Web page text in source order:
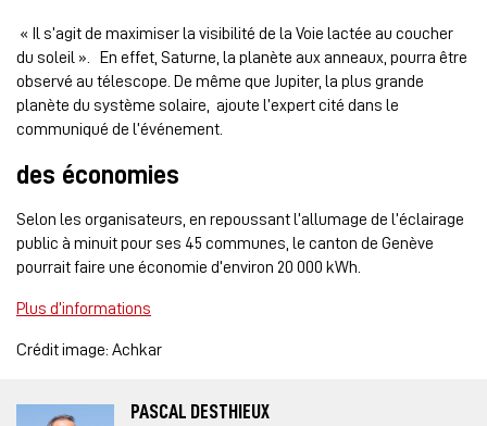
« Il s’agit de maximiser la visibilité de la Voie lactée au coucher
du soleil ». En effet, Saturne, la planète aux anneaux, pourra être
observé au télescope. De même que Jupiter, la plus grande
planète du système solaire, ajoute l’expert cité dans le
communiqué de l’événement.
des économies
Selon les organisateurs, en repoussant l’allumage de l’éclairage
public à minuit pour ses 45 communes, le canton de Genève
pourrait faire une économie d’environ 20 000 kWh.
Plus d’informations
Crédit image: Achkar
PASCAL DESTHIEUX